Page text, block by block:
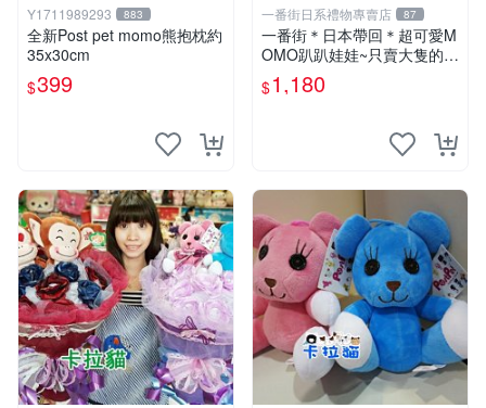
Y1711989293 883
全新Post pet momo熊抱枕約
35x30cm
$399
一番街日系禮物專賣店 87
一番街＊日本帶回＊超可愛M
OMO趴趴娃娃~只賣大隻的1
號~單隻價～生日禮物
$1,180